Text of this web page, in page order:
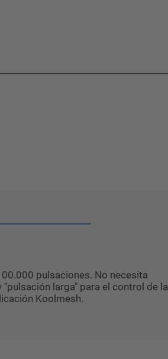
pulsaciones. No necesita
larga" para el control de la
Koolmesh.